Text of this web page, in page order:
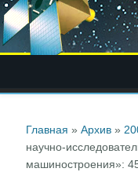
Главная »Архив »
научно-
машиностроения»: